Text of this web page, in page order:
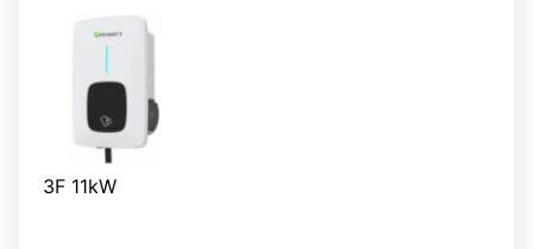
3F 11kW